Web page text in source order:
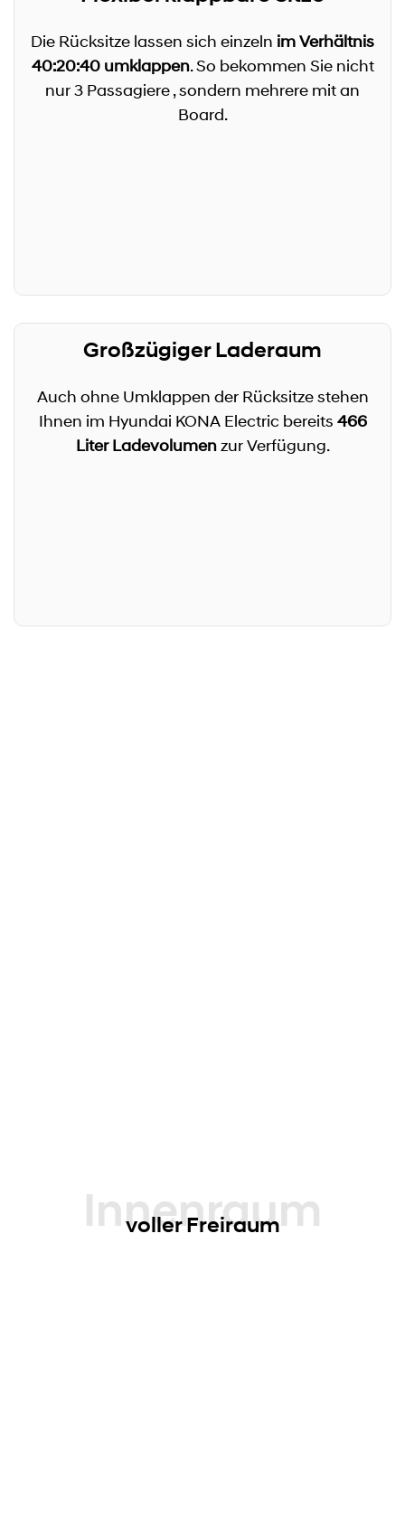
Die Rücksitze lassen sich einzeln im Verhältnis
40:20:40 umklappen. So bekommen Sie nicht
nur 3 Passagiere , sondern mehrere mit an
Board.
Großzügiger Laderaum
Auch ohne Umklappen der Rücksitze stehen
Ihnen im Hyundai KONA Electric bereits 466
Liter Ladevolumenzur Verfügung.
Innenraum
voller Freiraum